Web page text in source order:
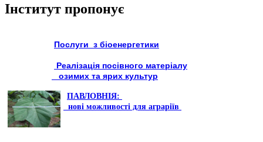
Інститут пропонує
Послуги з біоенергетики
Реалізація посівного матеріалу
озимих та ярих культур
ПАВЛОВНІЯ:
нові можливості для аграріїв